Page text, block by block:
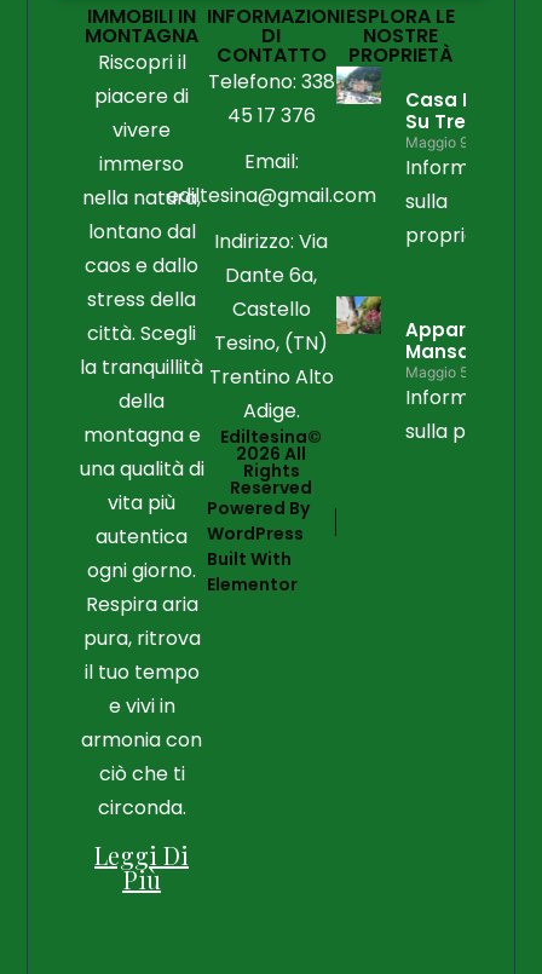
IMMOBILI IN
MONTAGNA
Riscopri il
piacere di
vivere
immerso
nella natura,
lontano dal
caos e dallo
stress della
città. Scegli
la tranquillità
della
montagna e
una qualità di
vita più
autentica
ogni giorno.
Respira aria
pura, ritrova
il tuo tempo
e vivi in
armonia con
ciò che ti
circonda.
Leggi Di
Più
INFORMAZIONI
DI
CONTATTO
Telefono: 338
45 17 376
Email:
ediltesina@gmail.com
Indirizzo: Via
Dante 6a,
Castello
Tesino, (TN)
Trentino Alto
Adige.
Ediltesina©
2026 All
Rights
Reserved
Powered By
WordPress
Built With
Elementor
ESPLORA LE
NOSTRE
PROPRIETÀ
Casa Libera
Su Tre Lati
Maggio 9, 2026
Informazioni
sulla
proprietà
Mansardato
Maggio 5, 2026
Informazioni
sulla